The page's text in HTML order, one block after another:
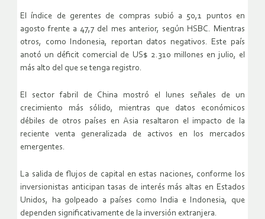
El índice de gerentes de compras subió a 50,1 puntos en
agosto frente a 47,7 del mes anterior, según HSBC. Mientras
otros, como Indonesia, reportan datos negativos. Este país
anotó un déficit comercial de US$ 2.310 millones en julio, el
más alto del que se tenga registro.
El sector fabril de China mostró el lunes señales de un
crecimiento más sólido, mientras que datos económicos
débiles de otros países en Asia resaltaron el impacto de la
reciente venta generalizada de activos en los mercados
emergentes.
La salida de flujos de capital en estas naciones, conforme los
inversionistas anticipan tasas de interés más altas en Estados
Unidos, ha golpeado a países como India e Indonesia, que
dependen significativamente de la inversión extranjera.